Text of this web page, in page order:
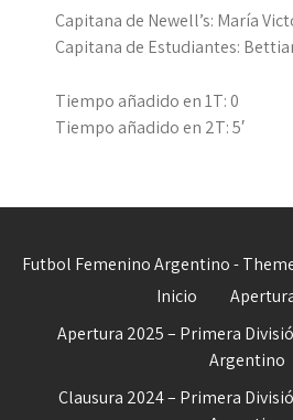
Capitana de Newell’s: María
Capitana de Estudiantes:
Tiempo añadido en 1T: 0
Tiempo añadido en 2T: 5′
Futbol Femenino Argentino -
Inicio
Apertura 2025 – Primera
Argentino
Clausura 2024 – Primera